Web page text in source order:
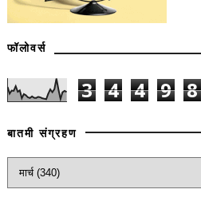
फॉलोवर्स
3 4 4 9 8
बातमी संग्रहण